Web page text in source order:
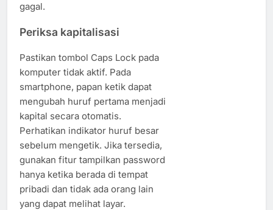
gagal.
Periksa kapitalisasi
Pastikan tombol Caps Lock pada
komputer tidak aktif. Pada
smartphone, papan ketik dapat
mengubah huruf pertama menjadi
kapital secara otomatis.
Perhatikan indikator huruf besar
sebelum mengetik. Jika tersedia,
gunakan fitur tampilkan password
hanya ketika berada di tempat
pribadi dan tidak ada orang lain
yang dapat melihat layar.